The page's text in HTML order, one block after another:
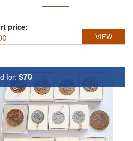
price:
VIEW
for: $70